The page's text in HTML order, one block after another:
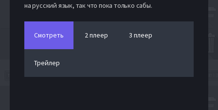
на русский язык, так что пока только сабы.
Смотреть 2 плеер 3 плеер
Трейлер